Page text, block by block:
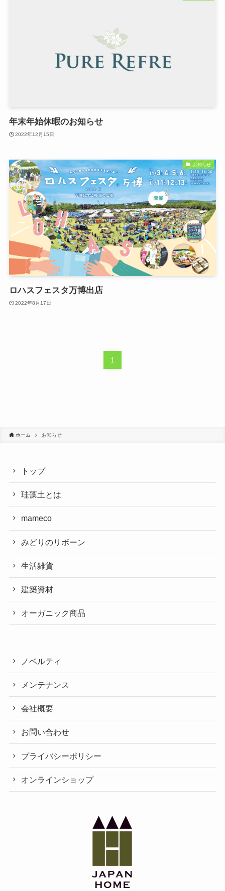
年末年始休暇のお知らせ
2022年12月15日
お知らせ
ロハスフェスタ万博出店
2022年8月17日
1
ホーム お知らせ
トップ
珪藻土とは
mameco
みどりのリボーン
生活雑貨
建築資材
オーガニック商品
ノベルティ
メンテナンス
会社概要
お問い合わせ
プライバシーポリシー
オンラインショップ